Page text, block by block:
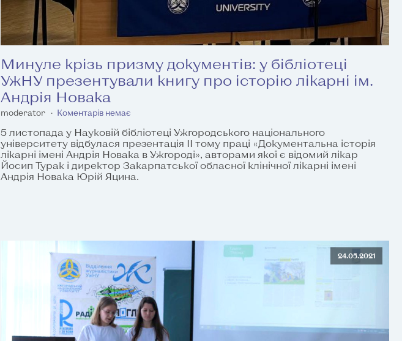
Минуле крізь призму документів: у бібліотеці
УжНУ презентували книгу про історію лікарні ім.
Андрія Новака
moderator Коментарів немає
5 листопада у Науковій бібліотеці Ужгородського національного
університету відбулася презентація ІІ тому праці «Документальна історія
лікарні імені Андрія Новака в Ужгороді», авторами якої є відомий лікар
Йосип Турак і директор Закарпатської обласної клінічної лікарні імені
Андрія Новака Юрій Яцина.
24.05.2021